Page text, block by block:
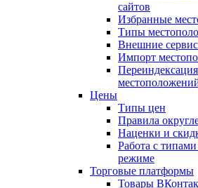
сайтов
Избранные
Типы
Внешние
Импорт
Цены
Типы цен
Правила
Наценки и
Работа с
режиме
Торговые платформы
Товары